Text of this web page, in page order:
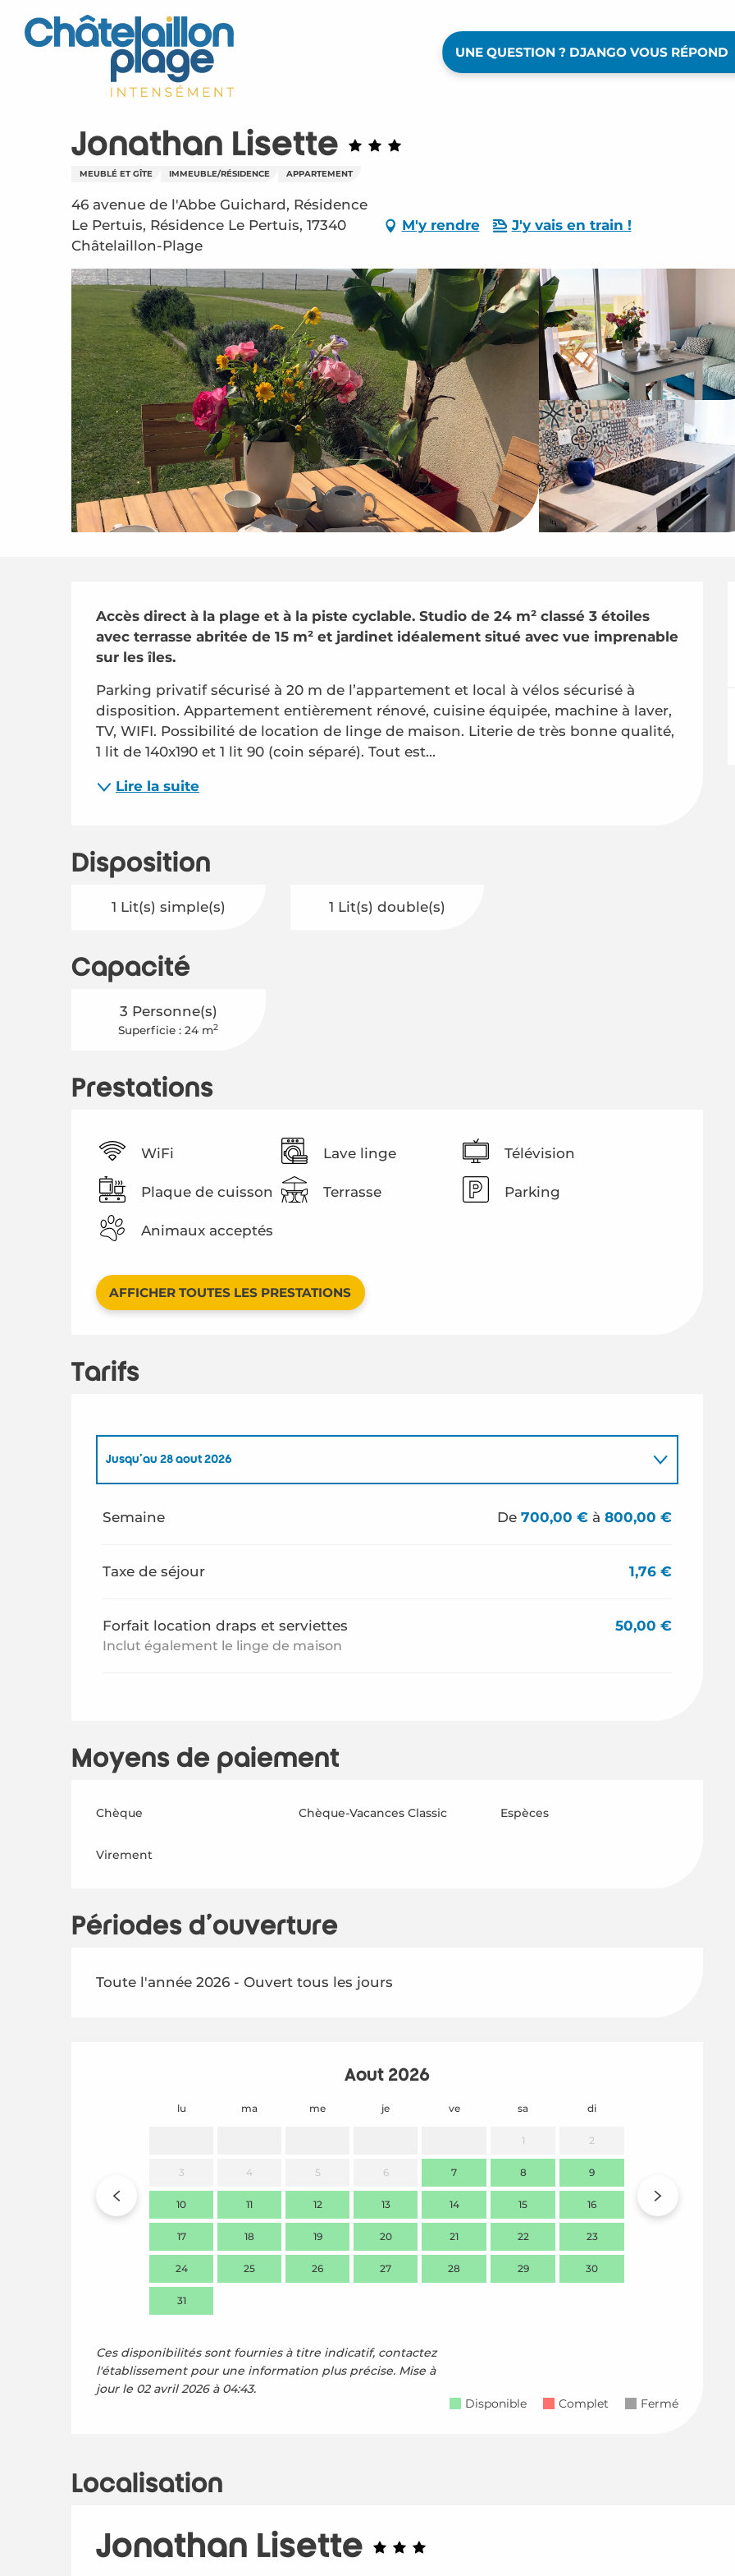
contenu
UNE QUESTION ? DJANGO VOUS RÉPOND
Jonathan Lisette
MEUBLÉ ET GÎTE IMMEUBLE/RÉSIDENCE APPARTEMENT
46 avenue de l'Abbe Guichard, Résidence
Le Pertuis, Résidence Le Pertuis, 17340
Châtelaillon-Plage
M'y rendre J'y vais en train !
Description
Accès direct à la plage et à la piste cyclable. Studio de 24 m² classé 3 étoiles
avec terrasse abritée de 15 m² et jardinet idéalement situé avec vue imprenable
sur les îles.
Parking privatif sécurisé à 20 m de l’appartement et local à vélos sécurisé à
disposition. Appartement entièrement rénové, cuisine équipée, machine à laver,
TV, WIFI. Possibilité de location de linge de maison. Literie de très bonne qualité,
1 lit de 140x190 et 1 lit 90 (coin séparé). Tout est...
Lire la suite
Disposition
1 Lit(s) simple(s) 1 Lit(s) double(s)
Capacité
3 Personne(s)
Superficie : 24 m2
Prestations
WiFi Lave linge Télévision
Plaque de cuisson Terrasse Parking
Animaux acceptés
AFFICHER TOUTES LES PRESTATIONS
Tarifs
Jusqu'au 28 août 2026
Semaine De700,00 € à800,00 €
Taxe de séjour 1,76 €
Forfait location draps et serviettes
Inclut également le linge de maison
50,00 €
Moyens de paiement
Chèque Chèque-Vacances Classic Espèces
Virement
Périodes d'ouverture
Toute l'année 2026 - Ouvert tous les jours
Août 2026
lu ma me je ve sa di
1 2
3 4 5 6 7 8 9
10 11 12 13 14 15 16
17 18 19 20 21 22 23
24 25 26 27 28 29 30
31
Ces disponibilités sont fournies à titre indicatif, contactez
l'établissement pour une information plus précise. Mise à
jour le 02 avril 2026 à 04:43.
Disponible
Complet Fermé
Localisation
Jonathan Lisette